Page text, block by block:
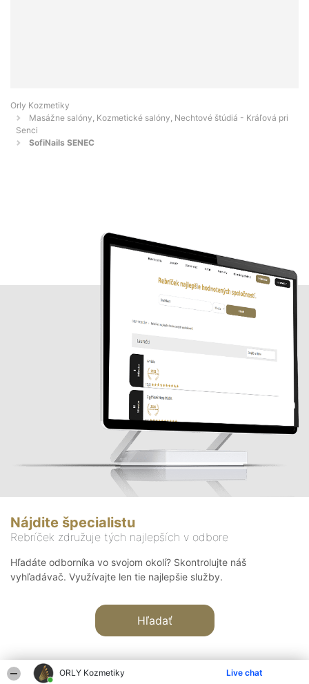
ORLY Kozmetiky Live chat
Orly Kozmetiky
Masážne salóny, Kozmetické salóny, Nechtové štúdiá - Kráľová pri
Senci
SofiNails SENEC
Nájdite špecialistu
Rebríček združuje tých najlepších v odbore
Hľadáte odborníka vo svojom okolí? Skontrolujte náš
vyhľadávač. Využívajte len tie najlepšie služby.
Hľadať